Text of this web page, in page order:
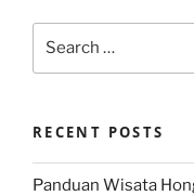
RECENT POSTS
Panduan Wisata